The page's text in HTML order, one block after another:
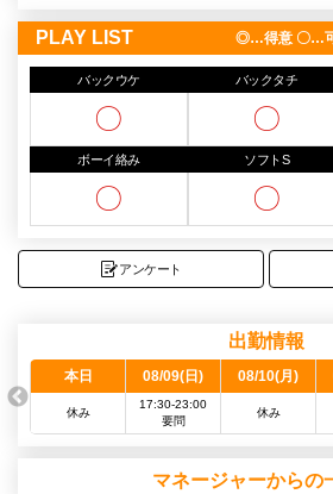
PLAY LIST ◎…得意 〇…
バックウケ
〇
バックタチ
〇
ボーイ絡み
〇
ソフトS
〇
アンケート
出勤情報
本日
休み
08/09(日)
17:30-23:00
要問
08/10(月)
休み
マネージャーからの